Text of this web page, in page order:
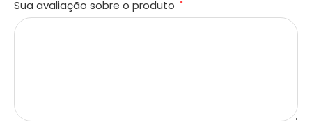
Sua avaliação sobre o produto *